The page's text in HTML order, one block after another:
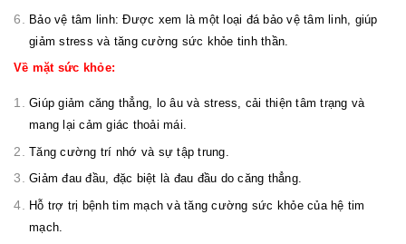
Bảo vệ tâm linh: Được xem là một loại đá bảo vệ tâm linh, giúp
giảm stress và tăng cường sức khỏe tinh thần.
Về mặt sức khỏe:
Giúp giảm căng thẳng, lo âu và stress, cải thiện tâm trạng và
mang lại cảm giác thoải mái.
Tăng cường trí nhớ và sự tập trung.
Giảm đau đầu, đặc biệt là đau đầu do căng thẳng.
Hỗ trợ trị bệnh tim mạch và tăng cường sức khỏe của hệ tim
mạch.